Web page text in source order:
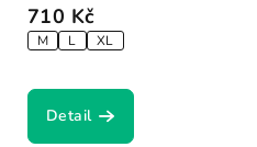
710 Kč
M L XL
Detail